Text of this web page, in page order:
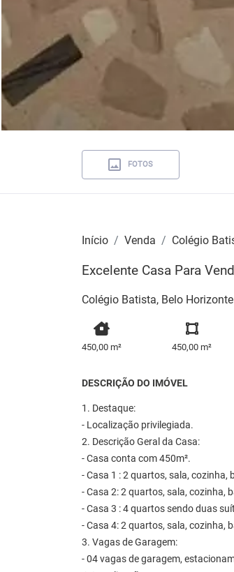
FOTOS
Início Venda Colégio
Excelente Casa Para
Colégio Batista, Belo
450,00 m² 450,00 m²
DESCRIÇÃO DO IMÓVEL
1. Destaque:
- Localização privilegiada.
2. Descrição Geral da Casa:
- Casa conta com 450m².
- Casa 1 : 2 quartos, sala, cozinha,
- Casa 2: 2 quartos, sala, cozinha,
- Casa 3 : 4 quartos sendo duas
- Casa 4: 2 quartos, sala, cozinha,
3. Vagas de Garagem:
- 04 vagas de garagem,